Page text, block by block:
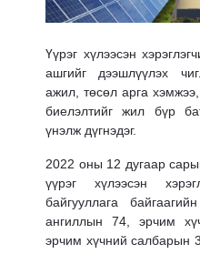
Үүрэг хүлээсэн
ашгийг дээшлүүлэх
ажил, төсөл арга
биелэлтийг жил бүр
үнэлж дүгнэдэг.
2022 оны 12 дугаар
үүрэг хүлээсэн
байгууллага
ангиллын 74, эрчим
эрчим хүчний салбарын